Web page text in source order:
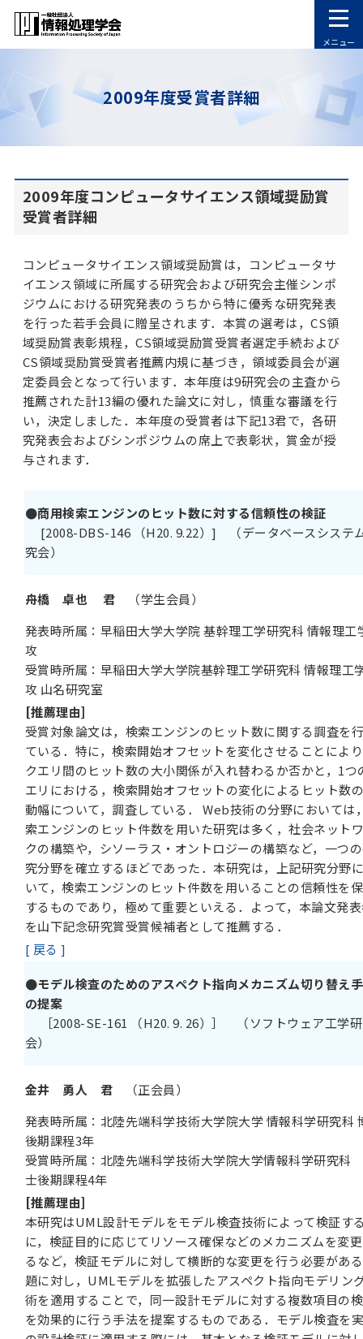
メニュー
2009年度受賞者詳細
2009年度コンピュータサイエンス領域奨励賞
受賞者詳細
コンピュータサイエンス領域奨励賞は，コンピュータサ
イエンス領域に所属する研究会および研究会主催シンポ
ジウムにおける研究発表のうちから特に優秀な研究発表
を行った若手会員に贈呈されます．本賞の選考は，CS領
域奨励賞表彰規程，CS領域奨励賞受賞者選定手続および
CS領域奨励賞受賞者推薦内規に基づき，領域委員会が選
定委員会となって行います．本年度は9研究会の主査から
推薦された計13編の優れた論文に対し，慎重な審議を行
い，決定しました．本年度の受賞者は下記13君で，各研
究発表会およびシンポジウムの席上で表彰状，賞金が授
与されます．
●商用検索エンジンのヒット数に対する信頼性の検証
[2008-DBS-146 （H20. 9.22）] （データベースシステ
究会）
舟橋 卓也 君 （学生会員）
発表時所属：早稲田大学大学院 基幹理工学研究科 情報理工
攻
受賞時所属：早稲田大学大学院基幹理工学研究科 情報理工
攻 山名研究室
[推薦理由]
受賞対象論文は，検索エンジンのヒット数に関する調査を
ている．特に，検索開始オフセットを変化させることによ
クエリ間のヒット数の大小関係が入れ替わるか否かと，1つ
エリにおける，検索開始オフセットの変化によるヒット数
動幅について，調査している． Web技術の分野においては
索エンジンのヒット件数を用いた研究は多く，社会ネット
クの構築や，シソーラス・オントロジーの構築など，一つ
究分野を確立するほどであった．本研究は，上記研究分野
いて，検索エンジンのヒット件数を用いることの信頼性を
するものであり，極めて重要といえる．よって，本論文発
を山下記念研究賞受賞候補者として推薦する．
[ 戻る ]
●モデル検査のためのアスペクト指向メカニズム切り替え
の提案
［2008-SE-161 （H20. 9. 26）］ （ソフトウェア工学
会）
金井 勇人 君 （正会員）
発表時所属：北陸先端科学技術大学院大学 情報科学研究科
後期課程3年
受賞時所属：北陸先端科学技術大学院大学情報科学研究
士後期課程4年
[推薦理由]
本研究はUML設計モデルをモデル検査技術によって検証す
に，検証目的に応じてリソース確保などのメカニズムを変
るなど，検証モデルに対して横断的な変更を行う必要があ
題に対し，UMLモデルを拡張したアスペクト指向モデリン
術を適用することで，同一設計モデルに対する複数項目の
を効果的に行う手法を提案するものである．モデル検査を